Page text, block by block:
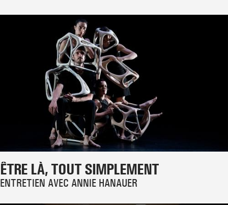
ÊTRE LÀ, TOUT SIMPLEMENT
ENTRETIEN AVEC ANNIE HANAUER